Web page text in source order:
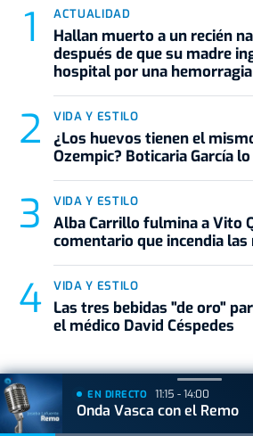
ACTUALIDAD
Hallan muerto a un recién
después de que su madre
hospital por una hemorragia
VIDA Y ESTILO
¿Los huevos tienen el
Ozempic? Boticaria García
VIDA Y ESTILO
Alba Carrillo fulmina a Vito
comentario que incendia las
VIDA Y ESTILO
Las tres bebidas "de oro"
el médico David Céspedes
Lo+ escuchado
EN DIRECTO 11:15 - 14:00
Onda Vasca con el Remo